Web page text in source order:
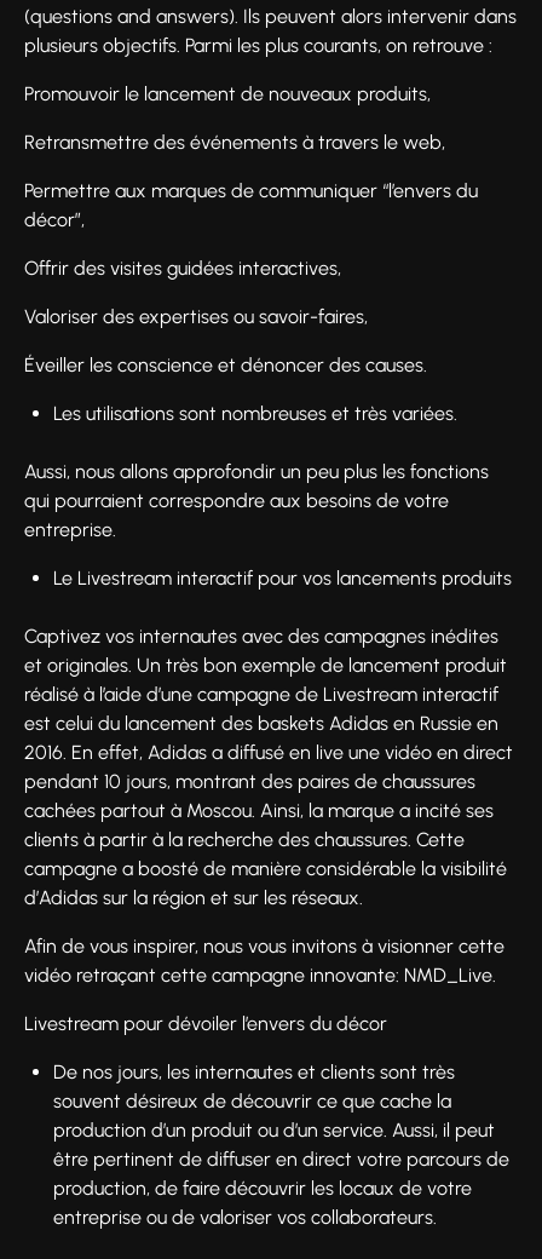
(questions and answers). Ils peuvent alors intervenir dans
plusieurs objectifs. Parmi les plus courants, on retrouve :
Promouvoir le lancement de nouveaux produits,
Retransmettre des événements à travers le web,
Permettre aux marques de communiquer “l’envers du
décor”,
Offrir des visites guidées interactives,
Valoriser des expertises ou savoir-faires,
Éveiller les conscience et dénoncer des causes.
Les utilisations sont nombreuses et très variées.
Aussi, nous allons approfondir un peu plus les fonctions
qui pourraient correspondre aux besoins de votre
entreprise.
Le Livestream interactif pour vos lancements produits
Captivez vos internautes avec des campagnes inédites
et originales. Un très bon exemple de lancement produit
réalisé à l’aide d’une campagne de Livestream interactif
est celui du lancement des baskets Adidas en Russie en
2016. En effet, Adidas a diffusé en live une vidéo en direct
pendant 10 jours, montrant des paires de chaussures
cachées partout à Moscou. Ainsi, la marque a incité ses
clients à partir à la recherche des chaussures. Cette
campagne a boosté de manière considérable la visibilité
d’Adidas sur la région et sur les réseaux.
Afin de vous inspirer, nous vous invitons à visionner cette
vidéo retraçant cette campagne innovante: NMD_Live.
Livestream pour dévoiler l’envers du décor
De nos jours, les internautes et clients sont très
souvent désireux de découvrir ce que cache la
production d’un produit ou d’un service. Aussi, il peut
être pertinent de diffuser en direct votre parcours de
production, de faire découvrir les locaux de votre
entreprise ou de valoriser vos collaborateurs.